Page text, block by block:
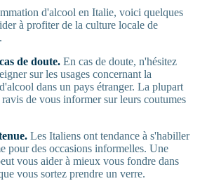
d'alcool en Italie, voici quelques
à profiter de la culture locale de
de doute. En cas de doute, n'hésitez
sur les usages concernant la
dans un pays étranger. La plupart
ravis de vous informer sur leurs coutumes
Les Italiens ont tendance à s'habiller
pour des occasions informelles. Une
vous aider à mieux vous fondre dans
vous sortez prendre un verre.